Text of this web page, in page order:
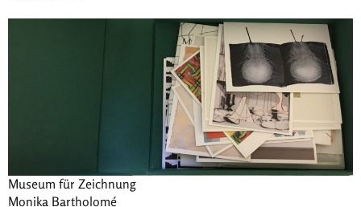
Museum für Zeichnung
Monika Bartholomé